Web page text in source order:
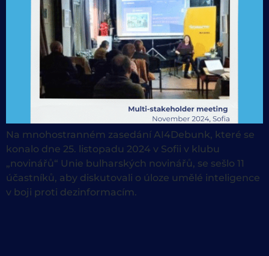
Na mnohostranném zasedání AI4Debunk, které se
konalo dne 25. listopadu 2024 v Sofii v klubu
„novinářů“ Unie bulharských novinářů, se sešlo 11
účastníků, aby diskutovali o úloze umělé inteligence
v boji proti dezinformacím.